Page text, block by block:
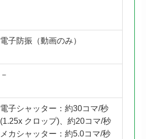
電子防振（動画のみ）
－
電子シャッター：約30コマ/秒
(1.25x クロップ)、約20コマ/秒
メカシャッター：約5.0コマ/秒